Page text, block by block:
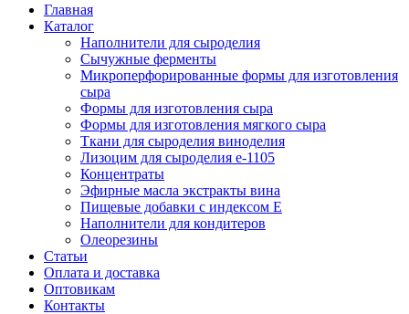
Главная
Каталог
Наполнители для сыроделия
Сычужные ферменты
Микроперфорированные формы для изготовления
сыра
Формы для изготовления сыра
Формы для изготовления мягкого сыра
Ткани для сыроделия виноделия
Лизоцим для сыроделия e-1105
Концентраты
Эфирные масла экстракты вина
Пищевые добавки с индексом Е
Наполнители для кондитеров
Олеорезины
Статьи
Оплата и доставка
Оптовикам
Контакты